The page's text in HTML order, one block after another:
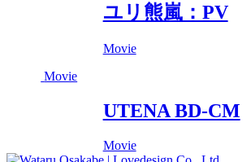
ユリ熊嵐：PV
Movie
Movie
UTENA BD-CM
Movie